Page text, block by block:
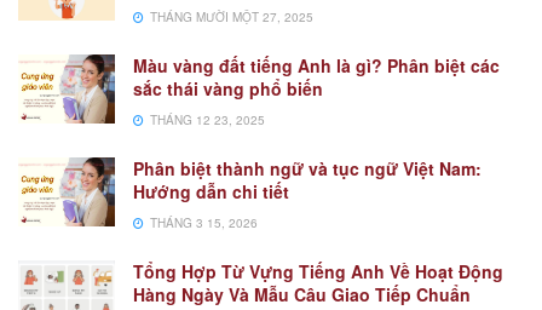
THÁNG MƯỜI MỘT 27, 2025
Màu vàng đất tiếng Anh là gì? Phân biệt các
sắc thái vàng phổ biến
THÁNG 12 23, 2025
Phân biệt thành ngữ và tục ngữ Việt Nam:
Hướng dẫn chi tiết
THÁNG 3 15, 2026
Tổng Hợp Từ Vựng Tiếng Anh Về Hoạt Động
Hàng Ngày Và Mẫu Câu Giao Tiếp Chuẩn